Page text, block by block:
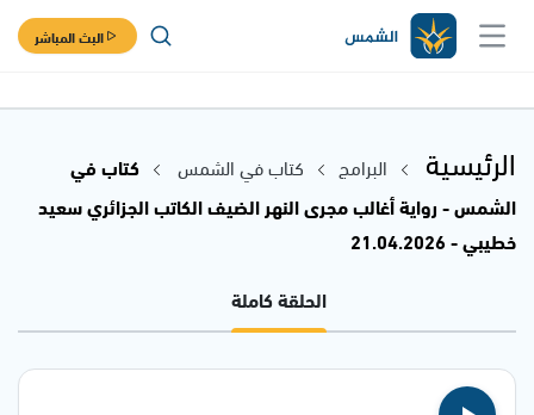
البث المباشر
الرئيسية البرامج كتاب في الشمس
كتاب في
الشمس - رواية أغالب مجرى النهر الضيف الكاتب الجزائري سعيد
خطيبي - 21.04.2026
الحلقة كاملة